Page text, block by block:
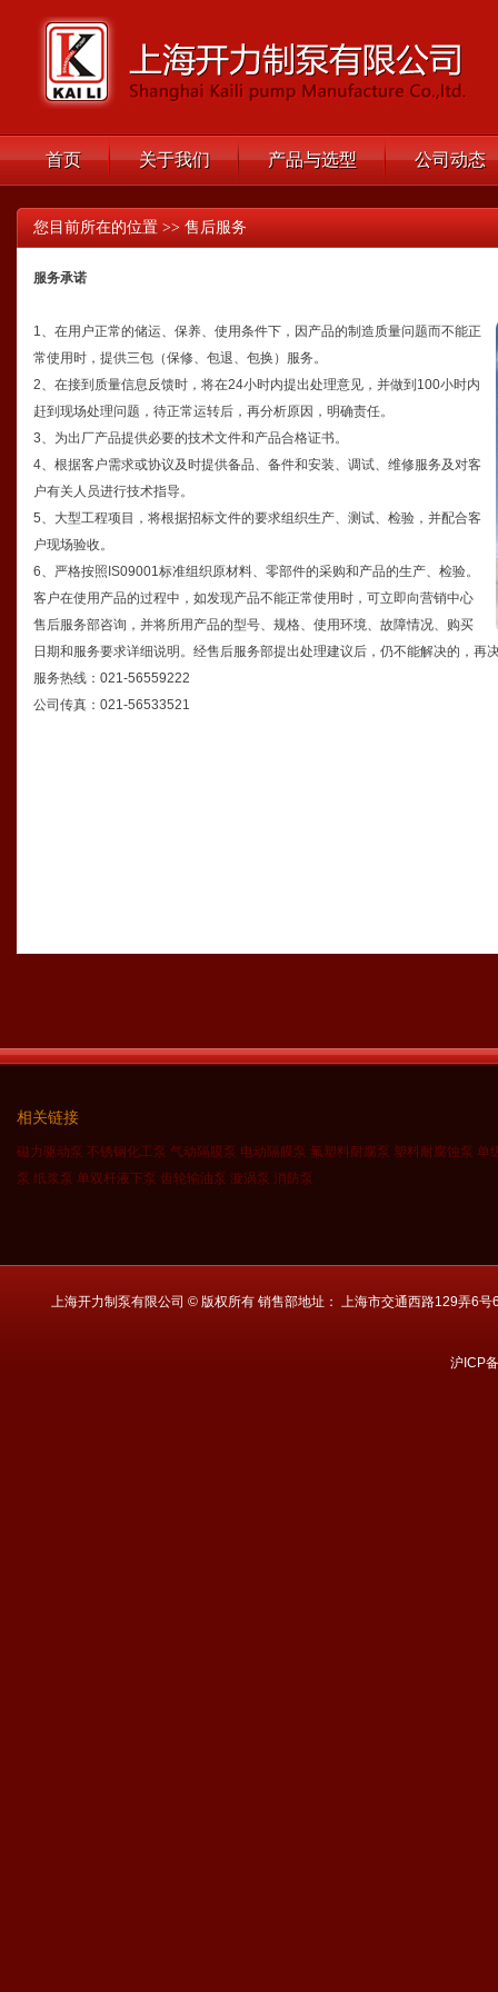
首页 关于我们 产品与选型 公司动态
您目前所在的位置 >> 售后服务
服务承诺
1、在用户正常的储运、保养、使用条件下，因产品的制造质量问题而不能正
常使用时，提供三包（保修、包退、包换）服务。
2、在接到质量信息反馈时，将在24小时内提出处理意见，并做到100小时内
赶到现场处理问题，待正常运转后，再分析原因，明确责任。
3、为出厂产品提供必要的技术文件和产品合格证书。
4、根据客户需求或协议及时提供备品、备件和安装、调试、维修服务及对客
户有关人员进行技术指导。
5、大型工程项目，将根据招标文件的要求组织生产、测试、检验，并配合客
户现场验收。
6、严格按照IS09001标准组织原材料、零部件的采购和产品的生产、检验。
客户在使用产品的过程中，如发现产品不能正常使用时，可立即向营销中心
售后服务部咨询，并将所用产品的型号、规格、使用环境、故障情况、购买
日期和服务要求详细说明。经售后服务部提出处理建议后，仍不能解决的，再
服务热线：021-56559222
公司传真：021-56533521
相关链接
磁力驱动泵 不锈钢化工泵 气动隔膜泵 电动隔膜泵 氟塑料耐腐泵 塑料耐腐蚀泵 单
泵 纸浆泵 单双杆液下泵 齿轮输油泵 漩涡泵 消防泵
上海开力制泵有限公司 © 版权所有 销售部地址： 上海市交通西路129弄6
沪ICP